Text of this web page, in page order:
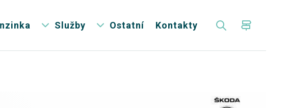
Služby Ostatní Kontakty